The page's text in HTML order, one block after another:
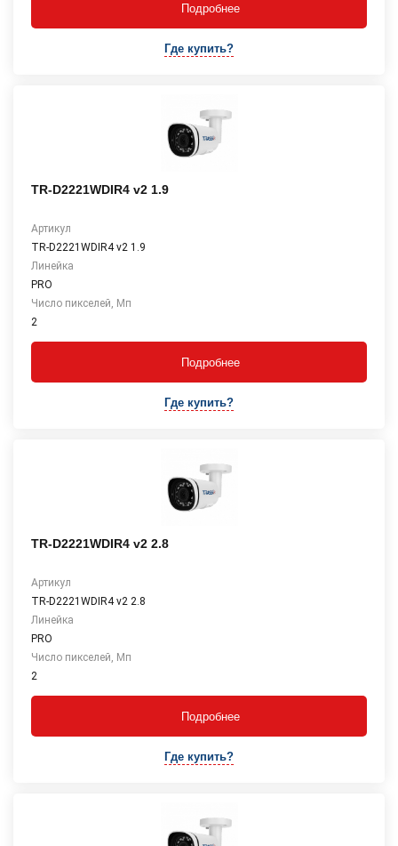
Подробнее
Где купить?
TR-D2221WDIR4 v2 1.9
Артикул
TR-D2221WDIR4 v2 1.9
Линейка
PRO
Число пикселей, Мп
2
Подробнее
Где купить?
TR-D2221WDIR4 v2 2.8
Артикул
TR-D2221WDIR4 v2 2.8
Линейка
PRO
Число пикселей, Мп
2
Подробнее
Где купить?